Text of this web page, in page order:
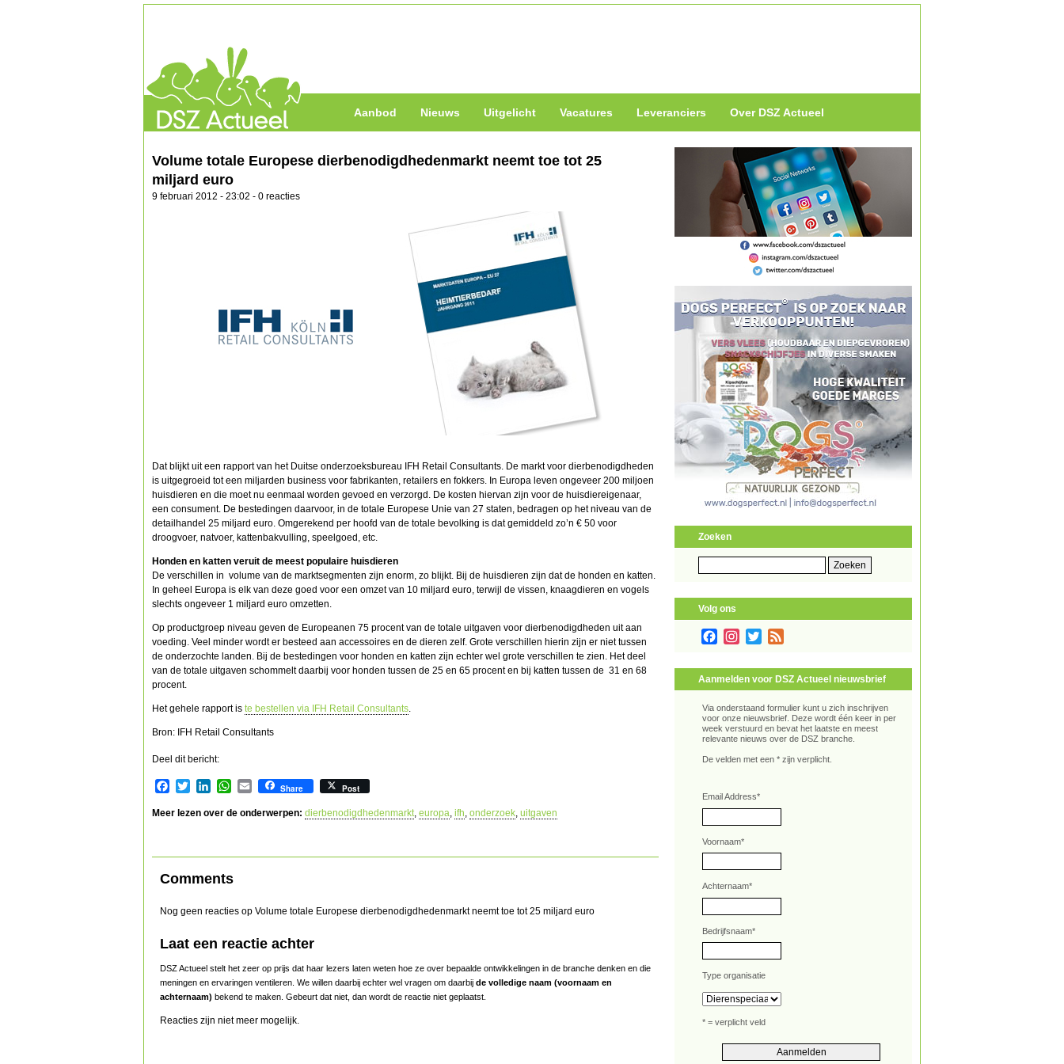
Aanbod Nieuws Uitgelicht Vacatures Leveranciers Over DSZ Actueel
Volume totale Europese dierbenodigdhedenmarkt neemt toe tot 25
miljard euro
9 februari 2012 - 23:02 - 0 reacties
Dat blijkt uit een rapport van het Duitse onderzoeksbureau IFH Retail Consultants. De markt voor dierbenodigdheden
is uitgegroeid tot een miljarden business voor fabrikanten, retailers en fokkers. In Europa leven ongeveer 200 miljoen
huisdieren en die moet nu eenmaal worden gevoed en verzorgd. De kosten hiervan zijn voor de huisdiereigenaar,
een consument. De bestedingen daarvoor, in de totale Europese Unie van 27 staten, bedragen op het niveau van de
detailhandel 25 miljard euro. Omgerekend per hoofd van de totale bevolking is dat gemiddeld zo’n € 50 voor
droogvoer, natvoer, kattenbakvulling, speelgoed, etc.
Honden en katten veruit de meest populaire huisdieren
De verschillen in volume van de marktsegmenten zijn enorm, zo blijkt. Bij de huisdieren zijn dat de honden en katten.
In geheel Europa is elk van deze goed voor een omzet van 10 miljard euro, terwijl de vissen, knaagdieren en vogels
slechts ongeveer 1 miljard euro omzetten.
Op productgroep niveau geven de Europeanen 75 procent van de totale uitgaven voor dierbenodigdheden uit aan
voeding. Veel minder wordt er besteed aan accessoires en de dieren zelf. Grote verschillen hierin zijn er niet tussen
de onderzochte landen. Bij de bestedingen voor honden en katten zijn echter wel grote verschillen te zien. Het deel
van de totale uitgaven schommelt daarbij voor honden tussen de 25 en 65 procent en bij katten tussen de 31 en 68
procent.
Het gehele rapport is te bestellen via IFH Retail Consultants.
Bron: IFH Retail Consultants
Deel dit bericht:
Facebook
TwitterLinkedInWhatsApp
EmailShare Post
Meer lezen over de onderwerpen: dierbenodigdhedenmarkt, europa, ifh, onderzoek, uitgaven
Comments
Nog geen reacties op Volume totale Europese dierbenodigdhedenmarkt neemt toe tot 25 miljard euro
Laat een reactie achter
DSZ Actueel stelt het zeer op prijs dat haar lezers laten weten hoe ze over bepaalde ontwikkelingen in de branche denken en die
meningen en ervaringen ventileren. We willen daarbij echter wel vragen om daarbij de volledige naam (voornaam en
achternaam) bekend te maken. Gebeurt dat niet, dan wordt de reactie niet geplaatst.
Reacties zijn niet meer mogelijk.
Zoeken
naar:
Volg ons
FacebookInstagram
Twitter
Aanmelden voor DSZ Actueel nieuwsbrief
Via onderstaand formulier kunt u zich inschrijven
voor onze nieuwsbrief. Deze wordt één keer in per
week verstuurd en bevat het laatste en meest
relevante nieuws over de DSZ branche.
De velden met een * zijn verplicht.
Email Address*
Voornaam*
Achternaam*
Bedrijfsnaam*
Type organisatie
* = verplicht veld